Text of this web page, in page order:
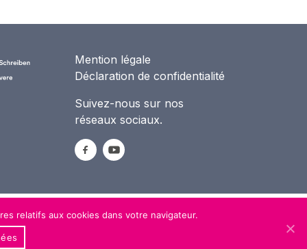
Mention légale
Déclaration de confidentialité
Suivez-nous sur nos
réseaux sociaux.
relatifs aux cookies dans votre navigateur.